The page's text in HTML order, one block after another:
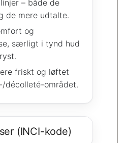
– både de
de mere udtalte.
og
særligt i tynd hud
friskt og løftet
décolleté-området.
(INCI-kode)